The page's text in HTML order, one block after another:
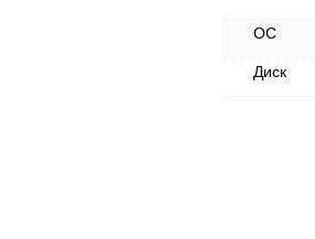
ОС
Диск